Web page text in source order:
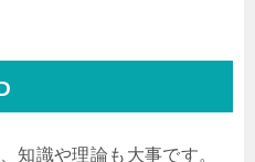
知識や理論も大事です。